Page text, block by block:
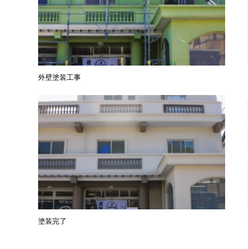
外壁塗装工事
塗装完了